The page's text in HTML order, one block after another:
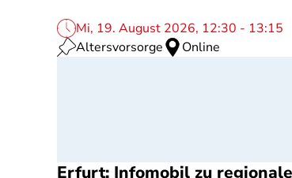
Mi, 19. August 2026, 12:30 - 13:15
Altersvorsorge
Online
Erfurt: Infomobil zu